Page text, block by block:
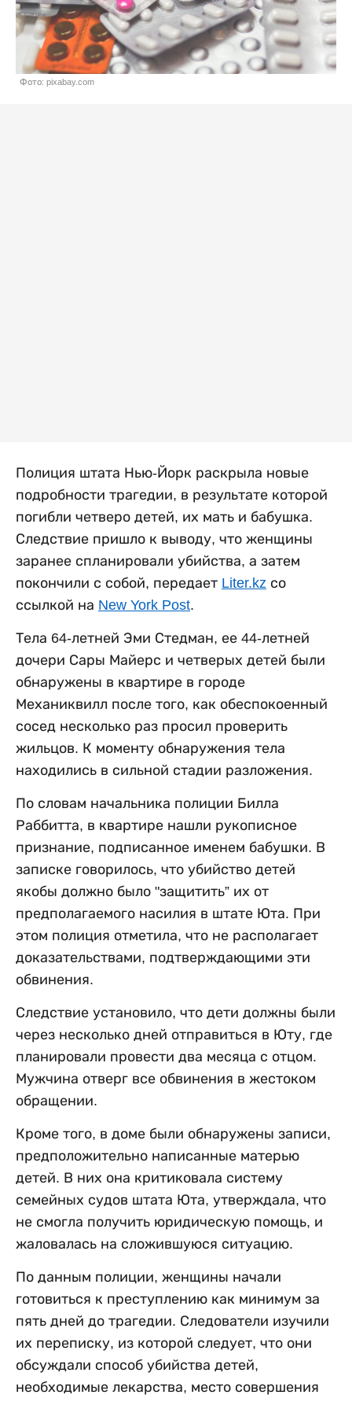
Фото: pixabay.com
Полиция штата Нью-Йорк раскрыла новые
подробности трагедии, в результате которой
погибли четверо детей, их мать и бабушка.
Следствие пришло к выводу, что женщины
заранее спланировали убийства, а затем
покончили с собой, передает Liter.kz со
ссылкой на New York Post.
Тела 64-летней Эми Стедман, ее 44-летней
дочери Сары Майерс и четверых детей были
обнаружены в квартире в городе
Механиквилл после того, как обеспокоенный
сосед несколько раз просил проверить
жильцов. К моменту обнаружения тела
находились в сильной стадии разложения.
По словам начальника полиции Билла
Раббитта, в квартире нашли рукописное
признание, подписанное именем бабушки. В
записке говорилось, что убийство детей
якобы должно было "защитить” их от
предполагаемого насилия в штате Юта. При
этом полиция отметила, что не располагает
доказательствами, подтверждающими эти
обвинения.
Следствие установило, что дети должны были
через несколько дней отправиться в Юту, где
планировали провести два месяца с отцом.
Мужчина отверг все обвинения в жестоком
обращении.
Кроме того, в доме были обнаружены записи,
предположительно написанные матерью
детей. В них она критиковала систему
семейных судов штата Юта, утверждала, что
не смогла получить юридическую помощь, и
жаловалась на сложившуюся ситуацию.
По данным полиции, женщины начали
готовиться к преступлению как минимум за
пять дней до трагедии. Следователи изучили
их переписку, из которой следует, что они
обсуждали способ убийства детей,
необходимые лекарства, место совершения